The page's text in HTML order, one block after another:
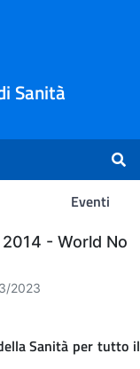
Sanità
Eventi
- World No
2023
Sanità per tutto il